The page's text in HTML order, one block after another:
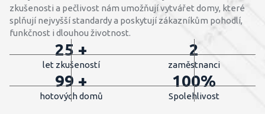
zkušenosti a pečlivost nám umožňují vytvářet domy, které
splňují nejvyšší standardy a poskytují zákazníkům pohodlí,
funkčnost i dlouhou životnost.
25 +
let zkušeností
2
zaměstnanci
99 +
hotových domů
100%
Spolehlivost